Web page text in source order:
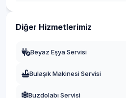
Diğer Hizmetlerimiz
Beyaz Eşya Servisi
Bulaşık Makinesi Servisi
Buzdolabı Servisi